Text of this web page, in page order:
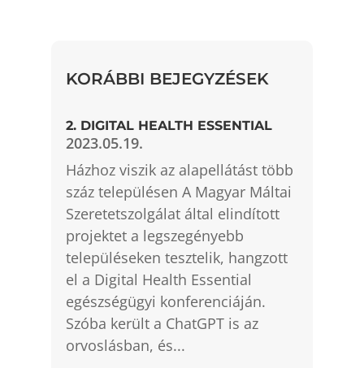
KORÁBBI BEJEGYZÉSEK
2. DIGITAL HEALTH ESSENTIAL
2023.05.19.
Házhoz viszik az alapellátást több
száz településen A Magyar Máltai
Szeretetszolgálat által elindított
projektet a legszegényebb
településeken tesztelik, hangzott
el a Digital Health Essential
egészségügyi konferenciáján.
Szóba került a ChatGPT is az
orvoslásban, és...